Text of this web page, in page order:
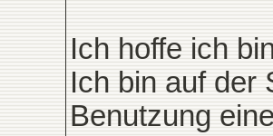
Ich hoffe ich
Ich bin auf der
Benutzung